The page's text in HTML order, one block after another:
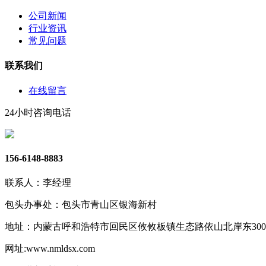
公司新闻
行业资讯
常见问题
联系我们
在线留言
24小时咨询电话
156-6148-8883
联系人：李经理
包头办事处：包头市青山区银海新村
地址：内蒙古呼和浩特市回民区攸攸板镇生态路依山北岸东
网址:www.nmldsx.com